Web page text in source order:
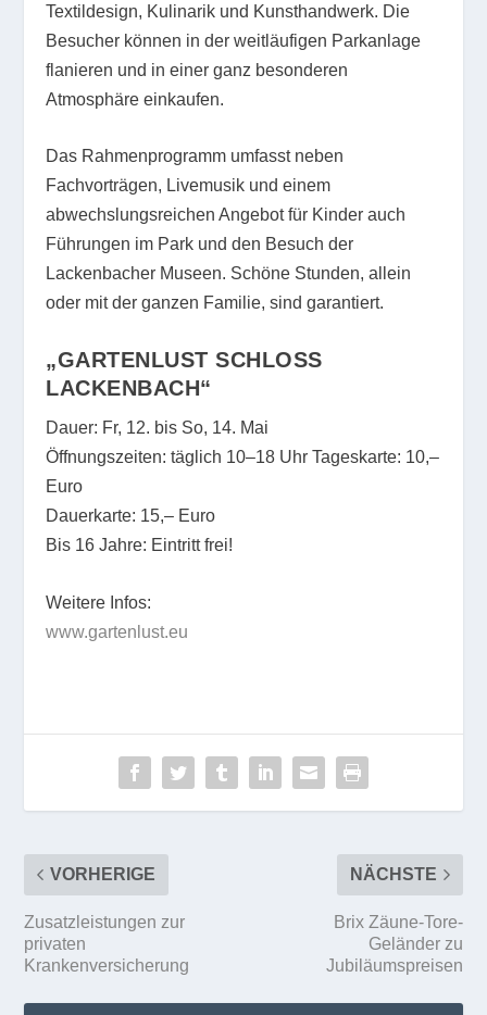
Textildesign, Kulinarik und Kunsthandwerk. Die
Besucher können in der weitläufigen Parkanlage
flanieren und in einer ganz besonderen
Atmosphäre einkaufen.
Das Rahmenprogramm umfasst neben
Fachvorträgen, Livemusik und einem
abwechslungsreichen Angebot für Kinder auch
Führungen im Park und den Besuch der
Lackenbacher Museen. Schöne Stunden, allein
oder mit der ganzen Familie, sind garantiert.
„GARTENLUST SCHLOSS
LACKENBACH“
Dauer: Fr, 12. bis So, 14. Mai
Öffnungszeiten: täglich 10–18 Uhr Tageskarte: 10,–
Euro
Dauerkarte: 15,– Euro
Bis 16 Jahre: Eintritt frei!
Weitere Infos:
www.gartenlust.eu
VORHERIGE
Zusatzleistungen zur
privaten
Krankenversicherung
NÄCHSTE
Brix Zäune-Tore-
Geländer zu
Jubiläumspreisen